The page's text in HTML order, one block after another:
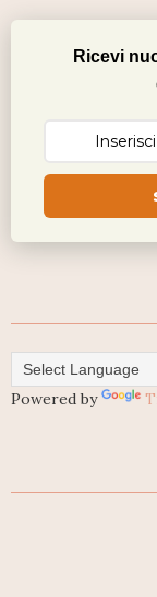
Ricevi
Powered by